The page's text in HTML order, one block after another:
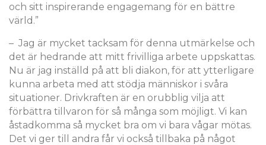
och sitt inspirerande engagemang för en bättre
värld.”
– Jag är mycket tacksam för denna utmärkelse och
det är hedrande att mitt frivilliga arbete uppskattas.
Nu är jag inställd på att bli diakon, för att ytterligare
kunna arbeta med att stödja människor i svåra
situationer. Drivkraften är en orubblig vilja att
förbättra tillvaron för så många som möjligt. Vi kan
åstadkomma så mycket bra om vi bara vågar mötas.
Det vi ger till andra får vi också tillbaka på något